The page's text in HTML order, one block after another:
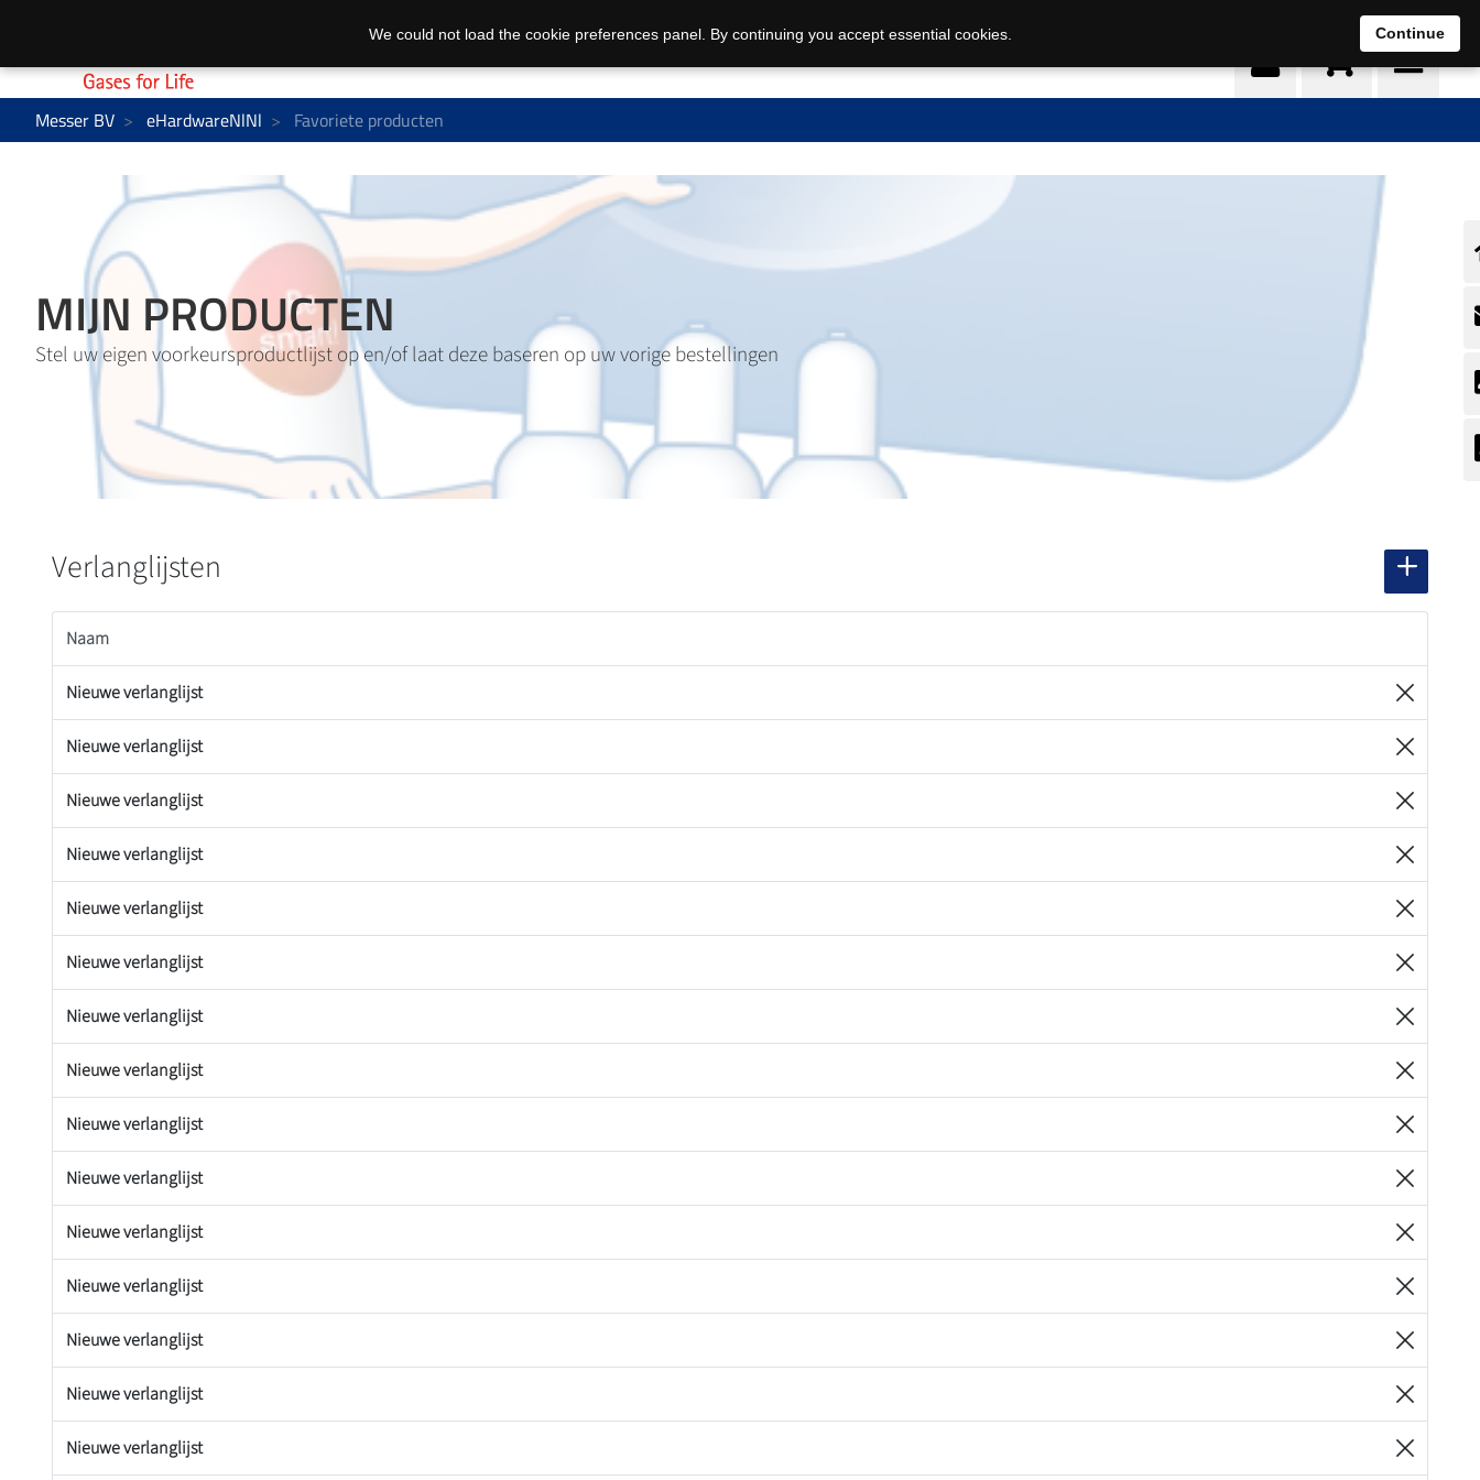
Messer BV eHardwareNlNl Favoriete producten
MIJN PRODUCTEN
Stel uw eigen voorkeursproductlijst op en/of laat deze baseren op uw vorige bestellingen
Verlanglijsten
Naam
Nieuwe verlanglijst
Nieuwe verlanglijst
Nieuwe verlanglijst
Nieuwe verlanglijst
Nieuwe verlanglijst
Nieuwe verlanglijst
Nieuwe verlanglijst
Nieuwe verlanglijst
Nieuwe verlanglijst
Nieuwe verlanglijst
Nieuwe verlanglijst
Nieuwe verlanglijst
Nieuwe verlanglijst
Nieuwe verlanglijst
Nieuwe verlanglijst
We could not load the cookie preferences panel. By continuing you accept essential cookies. Continue